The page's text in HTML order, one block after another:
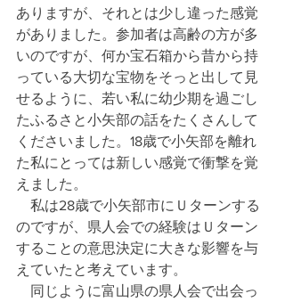
ありますが、それとは少し違った感覚
がありました。参加者は高齢の方が多
いのですが、何か宝石箱から昔から持
っている大切な宝物をそっと出して見
せるように、若い私に幼少期を過ごし
たふるさと小矢部の話をたくさんして
くださいました。18歳で小矢部を離れ
た私にとっては新しい感覚で衝撃を覚
えました。
私は28歳で小矢部市にＵターンする
のですが、県人会での経験はＵターン
することの意思決定に大きな影響を与
えていたと考えています。
同じように富山県の県人会で出会っ